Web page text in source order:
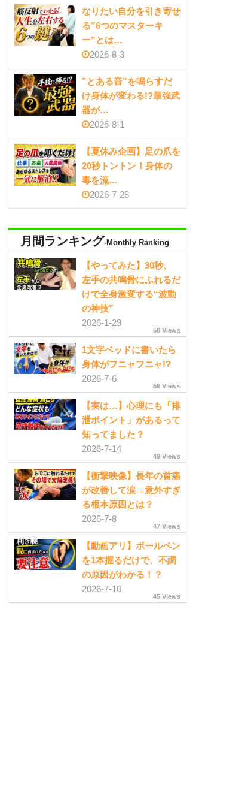
なりたい自分を引き寄せ
る”6つのマスターキ
ー”とは…
2026-8-3
”とある音”を鳴らすだ
け身体が変わる!?最強武
器が…
2026-8-1
【夏休み企画】足の爪を
20秒トントン！身体の
毒を流…
2026-7-28
月間ランキング-Monthly Ranking
【やってみた】30秒、
左手の共鳴骨にふれるだ
けで全身激変する“波動
の神技”
2026-1-29
58 Views
1文字ベッドに書いたら
身体がフニャフニャ!?
2026-7-6
56 Views
【実は…】心理にも「排
泄ポイント」があるって
知ってました？
2026-7-14
49 Views
【衝撃映像】長年の首痛
が改善して涙→意外すぎ
る根本原因とは？
2026-7-8
47 Views
【動画アリ】ボールペン
を1本握るだけで、不調
の原因がわかる！？
2026-7-10
45 Views